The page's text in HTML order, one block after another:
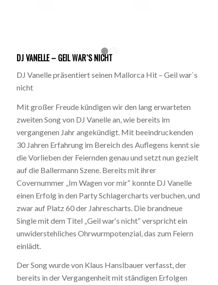
DJ VANELLE – GEIL WAR`S NICHT
DJ Vanelle präsentiert seinen Mallorca Hit – Geil war`s
nicht
Mit großer Freude kündigen wir den lang erwarteten
zweiten Song von DJ Vanelle an, wie bereits im
vergangenen Jahr angekündigt. Mit beeindruckenden
30 Jahren Erfahrung im Bereich des Auflegens kennt sie
die Vorlieben der Feiernden genau und setzt nun gezielt
auf die Ballermann Szene. Bereits mit ihrer
Covernummer „Im Wagen vor mir“ konnte DJ Vanelle
einen Erfolg in den Party Schlagercharts verbuchen, und
zwar auf Platz 60 der Jahrescharts. Die brandneue
Single mit dem Titel „Geil war‘s nicht“ verspricht ein
unwiderstehliches Ohrwurmpotenzial, das zum Feiern
einlädt.
Der Song wurde von Klaus Hanslbauer verfasst, der
bereits in der Vergangenheit mit ständigen Erfolgen